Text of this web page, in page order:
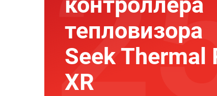
тепловизора
Seek Thermal
XR